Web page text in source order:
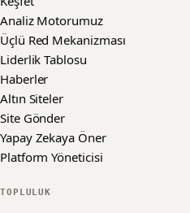
Analiz Motorumuz
Üçlü Red Mekanizması
Liderlik Tablosu
Haberler
Altın Siteler
Site Gönder
Yapay Zekaya Öner
Platform Yöneticisi
TOPLULUK